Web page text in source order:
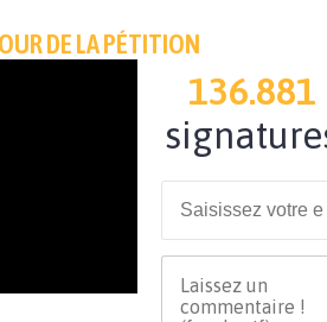
DE LA PÉTITION
136.881